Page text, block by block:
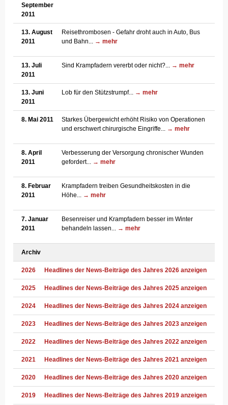
September
2011
13. August
2011
Reisethrombosen - Gefahr droht auch in Auto, Bus
und Bahn...
→ mehr
13. Juli
2011
Sind Krampfadern vererbt oder nicht?... → mehr
13. Juni
2011
Lob für den Stützstrumpf... → mehr
8. Mai 2011
Starkes Übergewicht erhöht Risiko von Operationen
und erschwert chirurgische Eingriffe...
→ mehr
8. April
2011
Verbesserung der Versorgung chronischer Wunden
gefordert...
→ mehr
8. Februar
2011
Krampfadern treiben Gesundheitskosten in die
Höhe...
→ mehr
7. Januar
2011
Besenreiser und Krampfadern besser im Winter
behandeln lassen...
→ mehr
Archiv
2026 Headlines der News-Beiträge des Jahres 2026 anzeigen
2025 Headlines der News-Beiträge des Jahres 2025 anzeigen
2024 Headlines der News-Beiträge des Jahres 2024 anzeigen
2023 Headlines der News-Beiträge des Jahres 2023 anzeigen
2022 Headlines der News-Beiträge des Jahres 2022 anzeigen
2021 Headlines der News-Beiträge des Jahres 2021 anzeigen
2020 Headlines der News-Beiträge des Jahres 2020 anzeigen
2019 Headlines der News-Beiträge des Jahres 2019 anzeigen